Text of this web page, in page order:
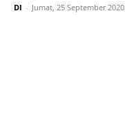
DI - Jumat, 25 September 2020